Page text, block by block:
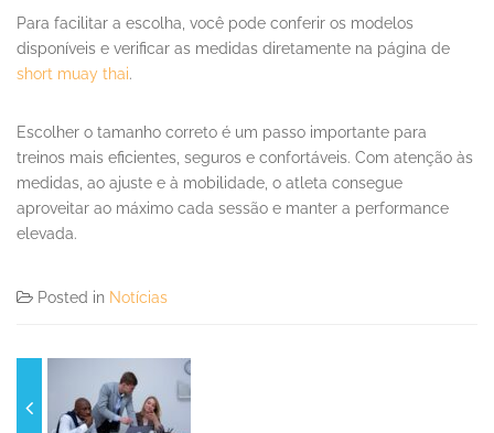
Para facilitar a escolha, você pode conferir os modelos
disponíveis e verificar as medidas diretamente na página de
short muay thai.
Escolher o tamanho correto é um passo importante para
treinos mais eficientes, seguros e confortáveis. Com atenção às
medidas, ao ajuste e à mobilidade, o atleta consegue
aproveitar ao máximo cada sessão e manter a performance
elevada.
Posted in Notícias